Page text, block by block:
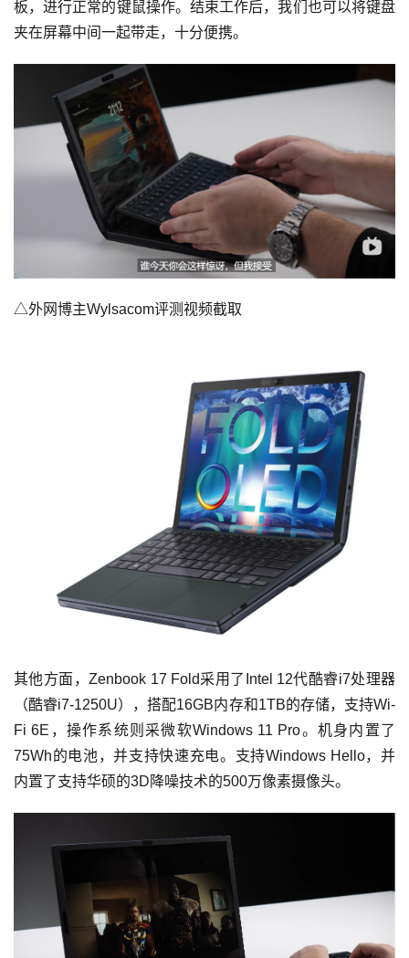
板，进行正常的键鼠操作。结束工作后，我们也可以将键盘
夹在屏幕中间一起带走，十分便携。
△外网博主Wylsacom评测视频截取
其他方面，Zenbook 17 Fold采用了Intel 12代酷睿i7处理器
（酷睿i7-1250U），搭配16GB内存和1TB的存储，支持Wi-
Fi 6E，操作系统则采微软Windows 11 Pro。机身内置了
75Wh的电池，并支持快速充电。支持Windows Hello，并
内置了支持华硕的3D降噪技术的500万像素摄像头。